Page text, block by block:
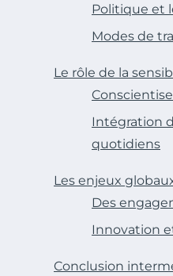
Politique et
Modes de
Le rôle de la
Intégration
quotidiens
Les enjeux
Des
Innovation
Conclusion